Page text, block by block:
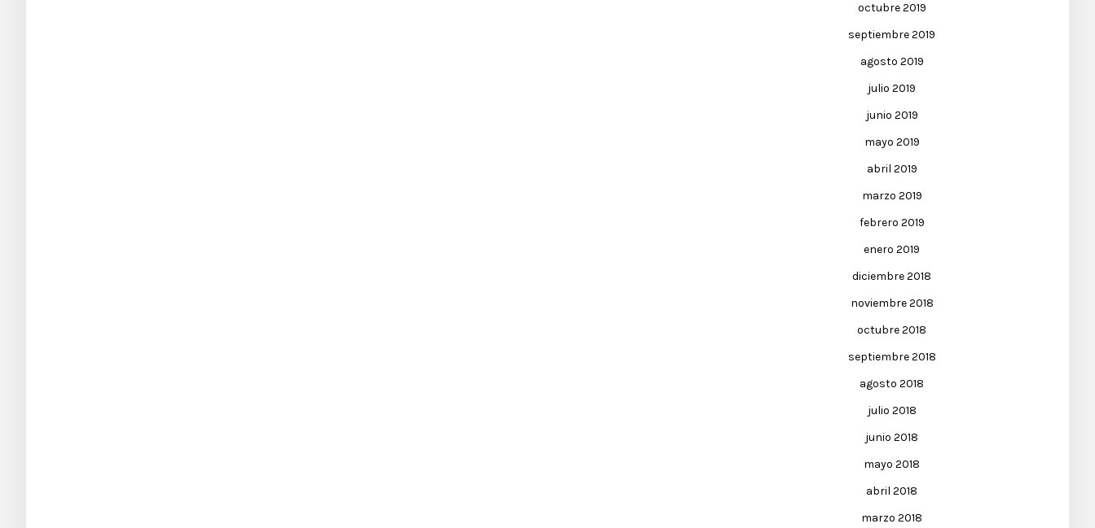
octubre 2019
septiembre 2019
agosto 2019
julio 2019
junio 2019
mayo 2019
abril 2019
marzo 2019
febrero 2019
enero 2019
diciembre 2018
noviembre 2018
octubre 2018
septiembre 2018
agosto 2018
julio 2018
junio 2018
mayo 2018
abril 2018
marzo 2018